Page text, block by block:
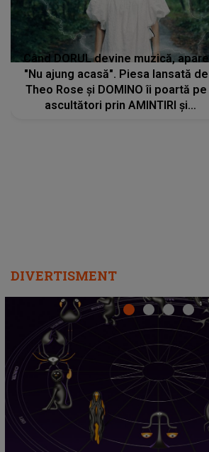
Când DORUL devine muzică, apare
"Nu ajung acasă". Piesa lansată de
Theo Rose și DOMINO îi poartă pe
ascultători prin AMINTIRI și
DIVERTISMENT